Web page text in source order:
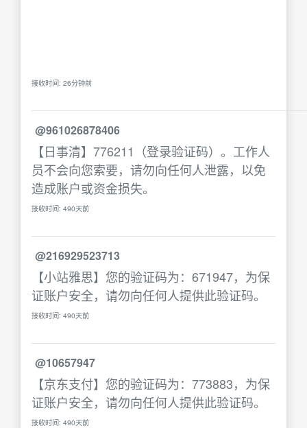
接收时间: 26分钟前
@961026878406
【日事清】776211（登录验证码）。工作人
员不会向您索要，请勿向任何人泄露，以免
造成账户或资金损失。
接收时间: 490天前
@216929523713
【小站雅思】您的验证码为：671947，为保
证账户安全，请勿向任何人提供此验证码。
接收时间: 490天前
@10657947
【京东支付】您的验证码为：773883，为保
证账户安全，请勿向任何人提供此验证码。
接收时间: 490天前